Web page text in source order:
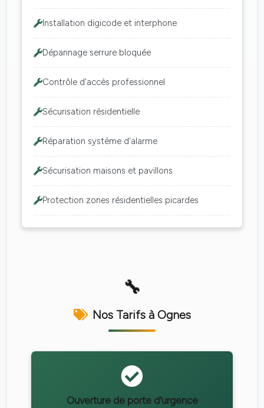
Installation digicode et interphone
Dépannage serrure bloquée
Contrôle d'accès professionnel
Sécurisation résidentielle
Réparation système d'alarme
Sécurisation maisons et pavillons
Protection zones résidentielles picardes
Nos Tarifs à Ognes
Ouverture de porte d'urgence